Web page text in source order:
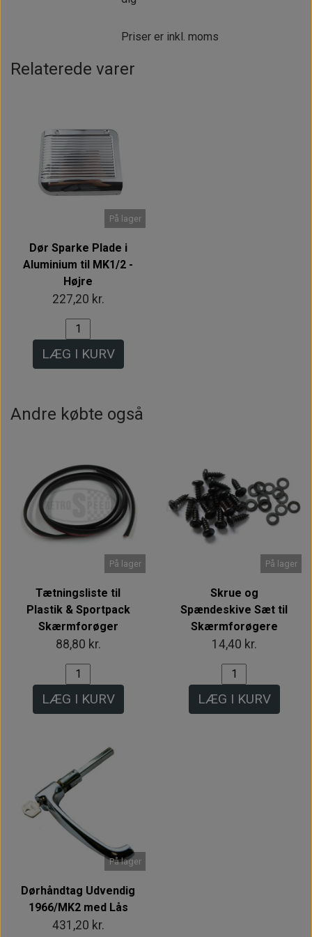
Priser er inkl. moms
Relaterede varer
På lager
Dør Sparke Plade i
Aluminium til MK1/2 -
Højre
227,20 kr.
LÆG I KURV
Andre købte også
På lager
Tætningsliste til
Plastik & Sportpack
Skærmforøger
88,80 kr.
LÆG I KURV
På lager
Skrue og
Spændeskive Sæt til
Skærmforøgere
14,40 kr.
LÆG I KURV
På lager
Dørhåndtag Udvendig
1966/MK2 med Lås
431,20 kr.